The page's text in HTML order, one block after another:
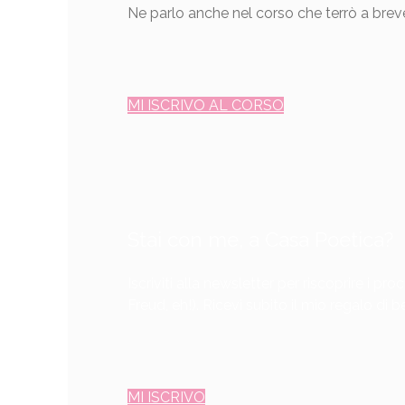
Ne parlo anche nel corso che terrò a
MI ISCRIVO AL CORSO
MI ISCRIVO